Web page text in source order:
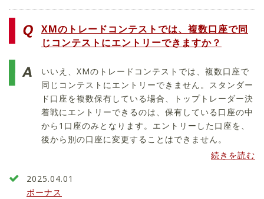
XMのトレードコンテストでは、複数口座で同
じコンテストにエントリーできますか？
いいえ、XMのトレードコンテストでは、複数口座で
同じコンテストにエントリーできません。スタンダー
ド口座を複数保有している場合、トップトレーダー決
着戦にエントリーできるのは、保有している口座の中
から1口座のみとなります。エントリーした口座を、
後から別の口座に変更することはできません。
続きを読む
2025.04.01
ボーナス